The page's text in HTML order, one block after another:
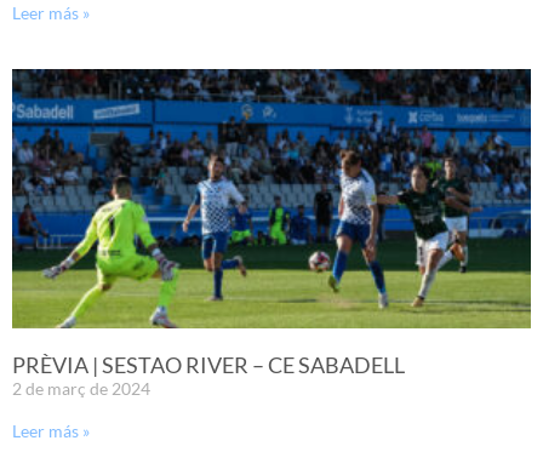
Leer más »
PRÈVIA | SESTAO RIVER – CE SABADELL
2 de març de 2024
Leer más »